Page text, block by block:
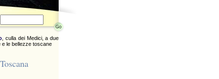
, culla dei Medici, a due
e le bellezze toscane